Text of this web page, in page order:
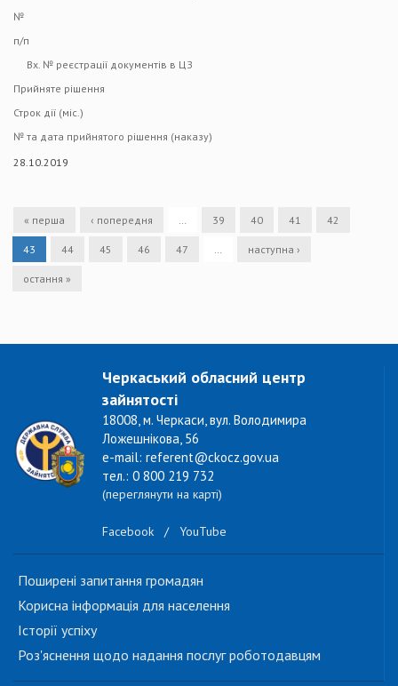
№
п/п
Вх. № реєстрації документів в ЦЗ
Прийняте рішення
Строк дії (міс.)
№ та дата прийнятого рішення (наказу)
28.10.2019
« перша ‹ попередня … 39 40 41 42
43 44 45 46 47 … наступна ›
остання »
Черкаський обласний центр
зайнятості
18008, м. Черкаси, вул. Володимира
Ложешнікова, 56
e-mail: referent@ckocz.gov.ua
тел.: 0 800 219 732
(переглянути на карті)
Facebook / YouTube
Поширені запитання громадян
Корисна інформація для населення
Історії успіху
Роз'яснення щодо надання послуг роботодавцям